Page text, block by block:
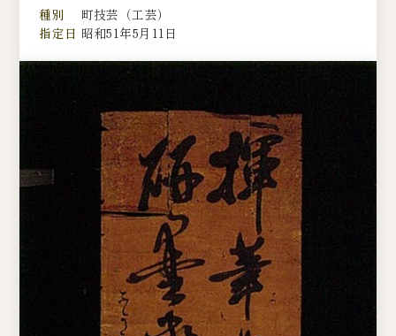
種別
町技芸（工芸）
指定日 昭和51年5月11日